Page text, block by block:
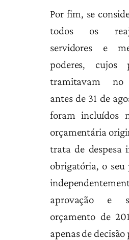
Por fim, se
todos os
servidores e
poderes, cujos
tramitavam no
antes de 31 de
foram incluídos
orçamentária
trata de despesa
obrigatória, o seu
aprovação e
orçamento de
apenas de